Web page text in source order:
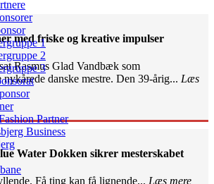
1
2
3
Partner
Business
med friske og kreative impulser
Rasmus Glad Vandbæk som
danske mestre. Den 39-årig... Læs
Water Dokken sikrer mesterskabet
Få ting kan få lignende... Læs mere